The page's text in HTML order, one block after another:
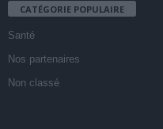
CATÉGORIE POPULAIRE
Santé
Nos partenaires
Non classé